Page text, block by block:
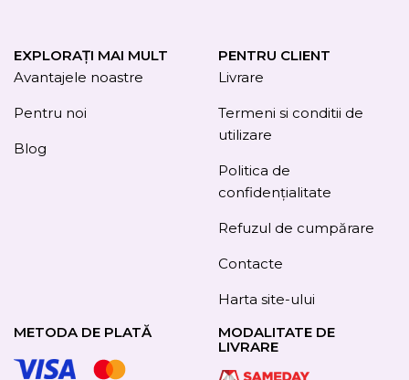
EXPLORAȚI MAI MULT
Avantajele noastre
Pentru noi
Blog
PENTRU CLIENT
Livrare
Termeni si conditii de
utilizare
Politica de
confidențialitate
Refuzul de cumpărare
Contacte
Harta site-ului
METODA DE PLATĂ
MODALITATE DE
LIVRARE